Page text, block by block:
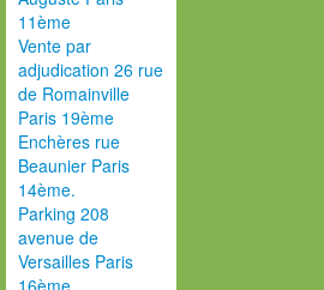
11ème
Vente par
adjudication 26 rue
de Romainville
Paris 19ème
Enchères rue
Beaunier Paris
14ème.
Parking 208
avenue de
Versailles Paris
16ème